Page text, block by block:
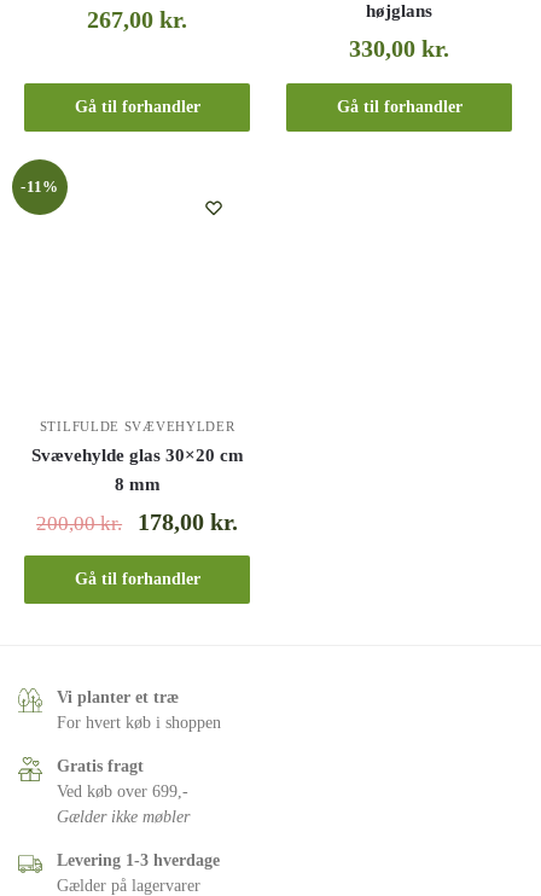
267,00kr.
Gå til forhandler
højglans
330,00kr.
Gå til forhandler
-11%
STILFULDE SVÆVEHYLDER
Svævehylde glas 30×20 cm
8 mm
200,00kr. 178,00kr.
Gå til forhandler
Vi planter et træ
For hvert køb i shoppen
Gratis fragt
Ved køb over 699,-
Gælder ikke møbler
Levering 1-3 hverdage
Gælder på lagervarer